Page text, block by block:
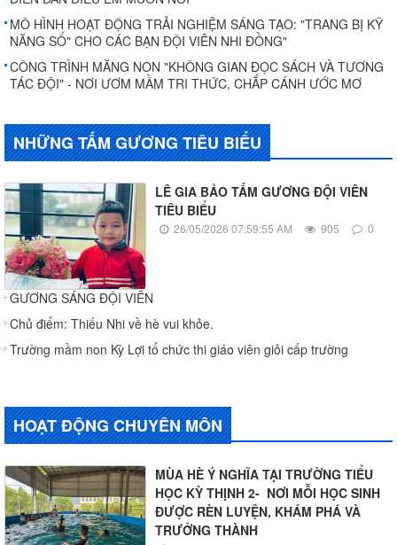
MÔ HÌNH HOẠT ĐỘNG TRẢI NGHIỆM SÁNG TẠO: "TRANG BỊ KỸ
NĂNG SỐ" CHO CÁC BẠN ĐỘI VIÊN NHI ĐỒNG"
CÔNG TRÌNH MĂNG NON "KHÔNG GIAN ĐỌC SÁCH VÀ TƯƠNG
TÁC ĐỘI" - NƠI ƯƠM MẦM TRI THỨC, CHẮP CÁNH ƯỚC MƠ
NHỮNG TẤM GƯƠNG TIÊU BIỂU
LÊ GIA BẢO TẤM GƯƠNG ĐỘI VIÊN
TIÊU BIỂU
26/05/2026 07:59:55 AM 905 0
GƯƠNG SÁNG ĐỘI VIÊN
Chủ điểm: Thiếu Nhi về hè vui khỏe.
Trường mầm non Kỳ Lợi tổ chức thi giáo viên giỏi cấp trường
HOẠT ĐỘNG CHUYÊN MÔN
MÙA HÈ Ý NGHĨA TẠI TRƯỜNG TIỂU
HỌC KỲ THỊNH 2- NƠI MỖI HỌC SINH
ĐƯỢC RÈN LUYỆN, KHÁM PHÁ VÀ
TRƯỞNG THÀNH